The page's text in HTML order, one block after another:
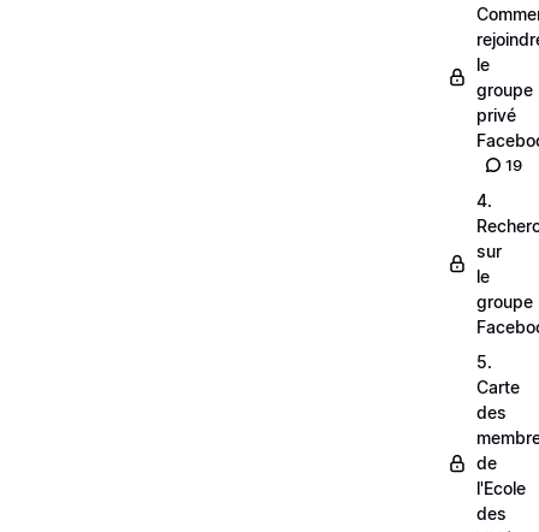
le
groupe
privé
19
4.
sur
le
groupe
5.
Carte
des
de
l'Ecole
des